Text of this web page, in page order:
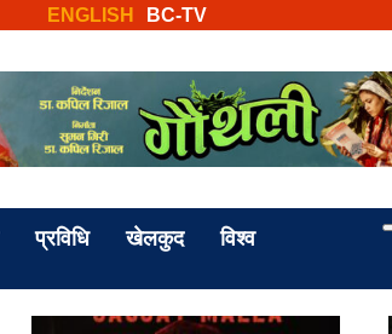
BC-TV
ENGLISH
प्रविधि खेलकुद विश्व